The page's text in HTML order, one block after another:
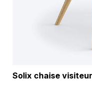
Solix chaise visiteur